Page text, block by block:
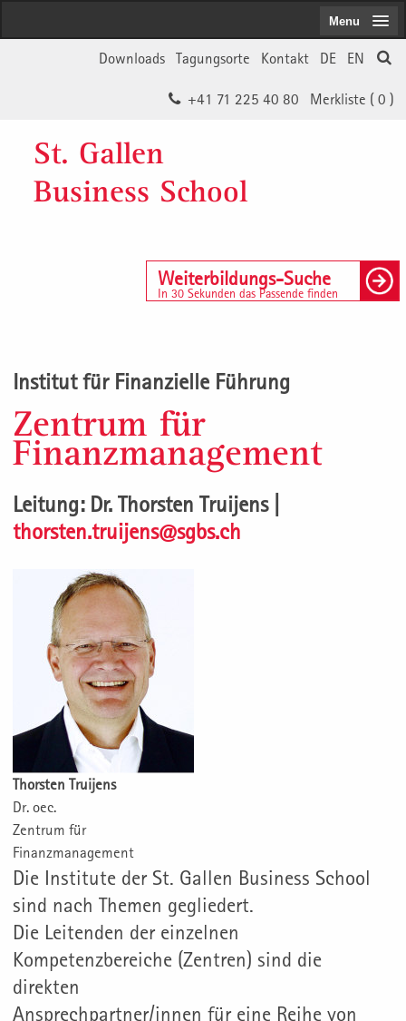
EN
DE
Kontakt
Tagungsorte
Downloads
Merkliste ( 0 )
+41 71 225 40 80
St. Gallen
Business School
Weiterbildungs-Suche
In 30 Sekunden das Passende finden
Menu
Institut für Finanzielle Führung
Zentrum für
Finanzmanagement
Leitung: Dr. Thorsten Truijens |
thorsten.truijens@sgbs.ch
Thorsten Truijens
Dr. oec.
Zentrum für
Finanzmanagement
Die Institute der St. Gallen Business School
sind nach Themen gegliedert.
Die Leitenden der einzelnen
Kompetenzbereiche (Zentren) sind die
direkten
Ansprechpartner/innen für eine Reihe von